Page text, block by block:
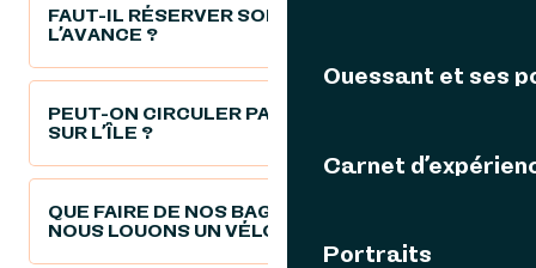
Ouessant et ses
Carnet
Portraits
FAUT-IL RÉSERVER SON VÉLO À
L’AVANCE ?
PEUT-ON CIRCULER PARTOUT À VÉLO
SUR L’ÎLE ?
QUE FAIRE DE NOS BAGAGES LORSQUE
NOUS LOUONS UN VÉLO ?